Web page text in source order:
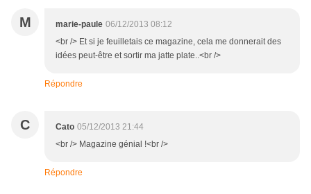
M marie-paule 06/12/2013 08:12
<br /> Et si je feuilletais ce magazine, cela me donnerait des
idées peut-être et sortir ma jatte plate..<br />
Répondre
C Cato 05/12/2013 21:44
<br /> Magazine génial !<br />
Répondre